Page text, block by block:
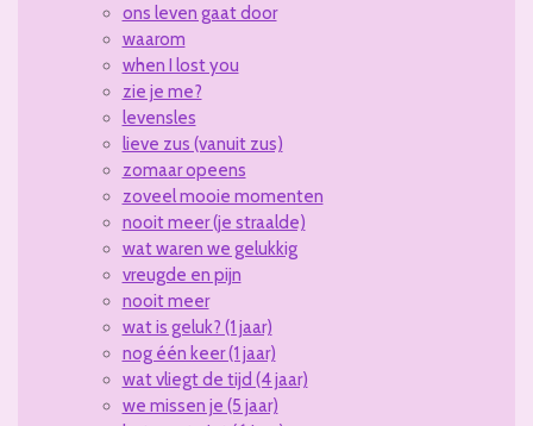
ons leven gaat door
waarom
when I lost you
zie je me?
levensles
lieve zus (vanuit zus)
zomaar opeens
zoveel mooie momenten
nooit meer (je straalde)
wat waren we gelukkig
vreugde en pijn
nooit meer
wat is geluk? (1 jaar)
nog één keer (1 jaar)
wat vliegt de tijd (4 jaar)
we missen je (5 jaar)